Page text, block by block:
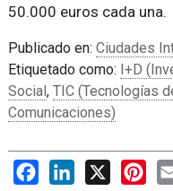
50.000 euros cada una.
Publicado en: Ciudades
Etiquetado como: I+D
Social, TIC (Tecnologías
Comunicaciones)
FacebookLinkedIn
X